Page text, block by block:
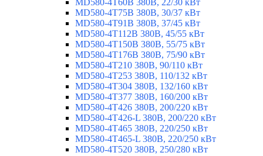
MD580-4T60B 380В, 22/30 кВт
MD580-4T75B 380В, 30/37 кВт
MD580-4T91B 380В, 37/45 кВт
MD580-4T112B 380В, 45/55 кВт
MD580-4T150B 380В, 55/75 кВт
MD580-4T176B 380В, 75/90 кВт
MD580-4T210 380В, 90/110 кВт
MD580-4T253 380В, 110/132 кВт
MD580-4T304 380В, 132/160 кВт
MD580-4T377 380В, 160/200 кВт
MD580-4T426 380В, 200/220 кВт
MD580-4T426-L 380В, 200/220 кВт
MD580-4T465 380В, 220/250 кВт
MD580-4T465-L 380В, 220/250 кВт
MD580-4T520 380В, 250/280 кВт